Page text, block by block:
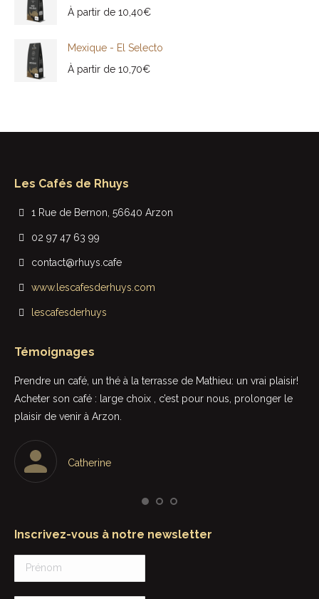
À partir de 10,40€
Mexique - El Selecto
À partir de 10,70€
Les Cafés de Rhuys
1 Rue de Bernon, 56640 Arzon
02 97 47 63 99
contact@rhuys.cafe
www.lescafesderhuys.com
lescafesderhuys
Témoignages
Prendre un café, un thé à la terrasse de Mathieu: un vrai plaisir!
Acheter son café : large choix , c’est pour nous, prolonger le
plaisir de venir à Arzon.
Catherine
Inscrivez-vous à notre newsletter